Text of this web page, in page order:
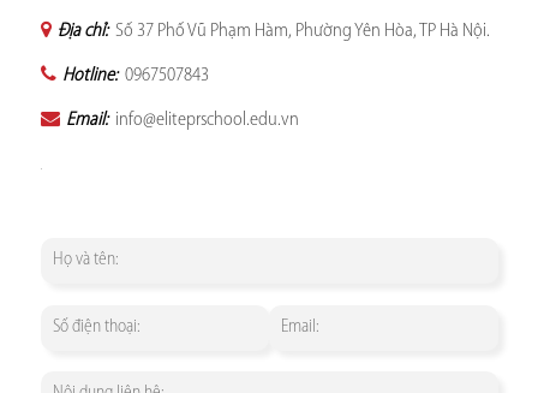
Địa chỉ: Số 37 Phố Vũ Phạm Hàm, Phường Yên Hòa, TP Hà Nội.
Hotline: 0967507843
Email: info@eliteprschool.edu.vn